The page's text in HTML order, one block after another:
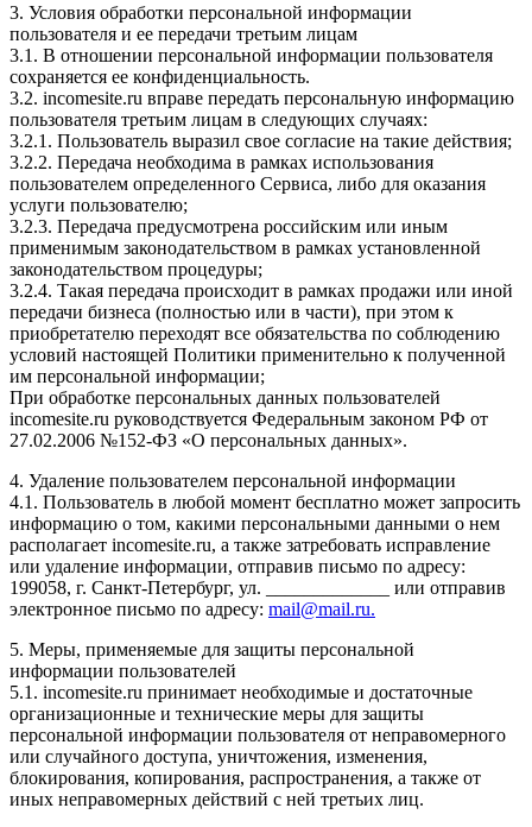
3. Условия обработки персональной информации
пользователя и ее передачи третьим лицам
3.1. В отношении персональной информации пользователя
сохраняется ее конфиденциальность.
3.2. incomesite.ru вправе передать персональную информацию
пользователя третьим лицам в следующих случаях:
3.2.1. Пользователь выразил свое согласие на такие действия;
3.2.2. Передача необходима в рамках использования
пользователем определенного Сервиса, либо для оказания
услуги пользователю;
3.2.3. Передача предусмотрена российским или иным
применимым законодательством в рамках установленной
законодательством процедуры;
3.2.4. Такая передача происходит в рамках продажи или иной
передачи бизнеса (полностью или в части), при этом к
приобретателю переходят все обязательства по соблюдению
условий настоящей Политики применительно к полученной
им персональной информации;
При обработке персональных данных пользователей
incomesite.ru руководствуется Федеральным законом РФ от
27.02.2006 №152-ФЗ «О персональных данных».
4. Удаление пользователем персональной информации
4.1. Пользователь в любой момент бесплатно может запросить
информацию о том, какими персональными данными о нем
располагает incomesite.ru, а также затребовать исправление
или удаление информации, отправив письмо по адресу:
199058, г. Санкт-Петербург, ул. _____________ или отправив
электронное письмо по адресу: mail@mail.ru.
5. Меры, применяемые для защиты персональной
информации пользователей
5.1. incomesite.ru принимает необходимые и достаточные
организационные и технические меры для защиты
персональной информации пользователя от неправомерного
или случайного доступа, уничтожения, изменения,
блокирования, копирования, распространения, а также от
иных неправомерных действий с ней третьих лиц.